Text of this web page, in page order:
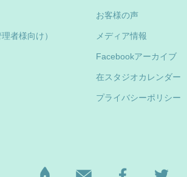
者様向け）
お客様の声
メディア情報
Facebookアーカイブ
在スタジオカレンダー
プライバシーポリシー